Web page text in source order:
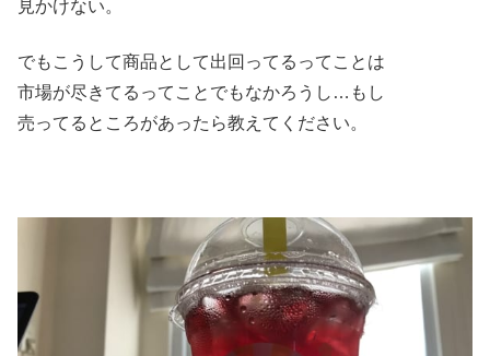
見かけない。
でもこうして商品として出回ってるってことは
市場が尽きてるってことでもなかろうし…もし
売ってるところがあったら教えてください。